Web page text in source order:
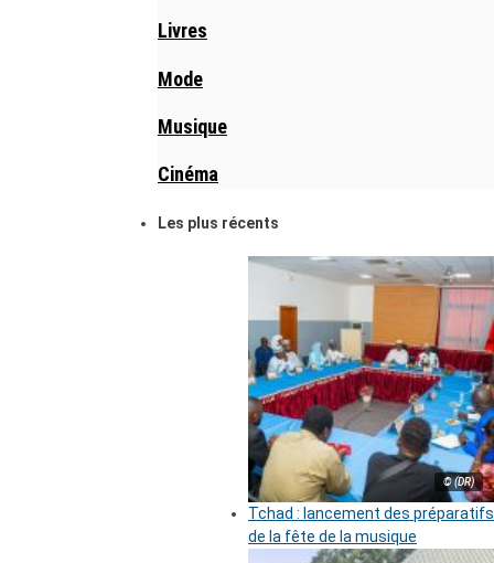
Livres
Mode
Musique
Cinéma
Les plus récents
© (DR)
Tchad : lancement des préparatifs
de la fête de la musique